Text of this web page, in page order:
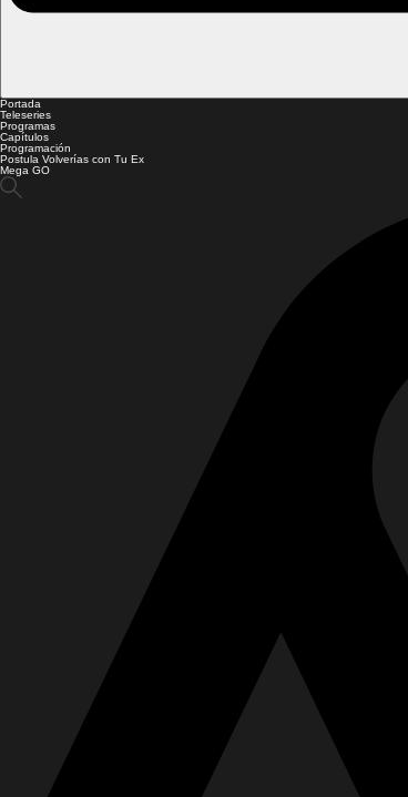
Portada
Teleseries
Programas
Capítulos
Programación
Postula Volverías con Tu Ex
Mega GO